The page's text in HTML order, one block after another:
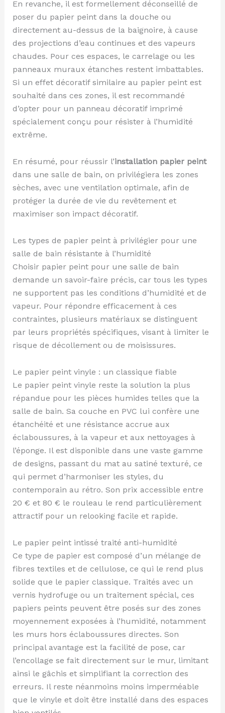
En revanche, il est formellement déconseillé de
poser du papier peint dans la douche ou
directement au-dessus de la baignoire, à cause
des projections d’eau continues et des vapeurs
chaudes. Pour ces espaces, le carrelage ou les
panneaux muraux étanches restent imbattables.
Si un effet décoratif similaire au papier peint est
souhaité dans ces zones, il est recommandé
d’opter pour un panneau décoratif imprimé
spécialement conçu pour résister à l’humidité
extrême.
En résumé, pour réussir l’installation papier peint
dans une salle de bain, on privilégiera les zones
sèches, avec une ventilation optimale, afin de
protéger la durée de vie du revêtement et
maximiser son impact décoratif.
Les types de papier peint à privilégier pour une
salle de bain résistante à l’humidité
Choisir papier peint pour une salle de bain
demande un savoir-faire précis, car tous les types
ne supportent pas les conditions d’humidité et de
vapeur. Pour répondre efficacement à ces
contraintes, plusieurs matériaux se distinguent
par leurs propriétés spécifiques, visant à limiter le
risque de décollement ou de moisissures.
Le papier peint vinyle : un classique fiable
Le papier peint vinyle reste la solution la plus
répandue pour les pièces humides telles que la
salle de bain. Sa couche en PVC lui confère une
étanchéité et une résistance accrue aux
éclaboussures, à la vapeur et aux nettoyages à
l’éponge. Il est disponible dans une vaste gamme
de designs, passant du mat au satiné texturé, ce
qui permet d’harmoniser les styles, du
contemporain au rétro. Son prix accessible entre
20 € et 80 € le rouleau le rend particulièrement
attractif pour un relooking facile et rapide.
Le papier peint intissé traité anti-humidité
Ce type de papier est composé d’un mélange de
fibres textiles et de cellulose, ce qui le rend plus
solide que le papier classique. Traités avec un
vernis hydrofuge ou un traitement spécial, ces
papiers peints peuvent être posés sur des zones
moyennement exposées à l’humidité, notamment
les murs hors éclaboussures directes. Son
principal avantage est la facilité de pose, car
l’encollage se fait directement sur le mur, limitant
ainsi le gâchis et simplifiant la correction des
erreurs. Il reste néanmoins moins imperméable
que le vinyle et doit être installé dans des espaces